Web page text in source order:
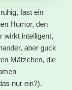
fast ein
Humor, den
wirkt intelligent,
aber guck
Mätzchen, die
nur ein?).